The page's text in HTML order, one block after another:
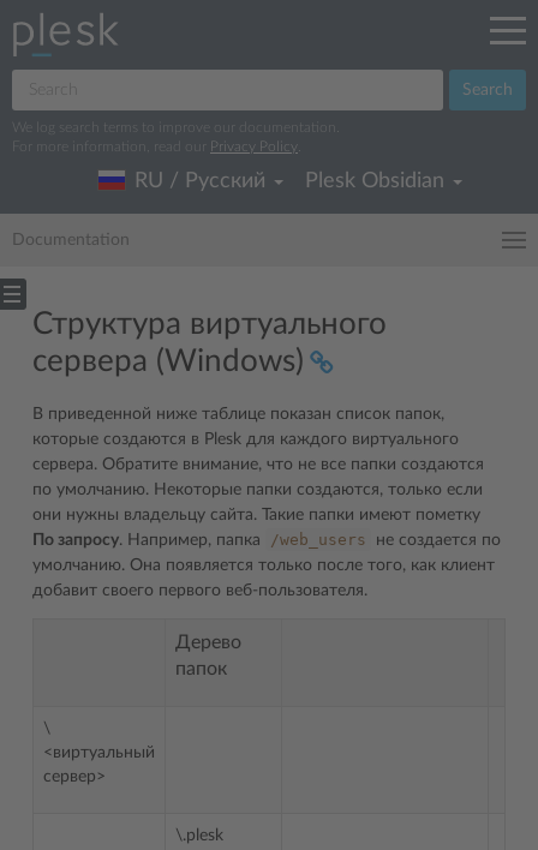
Search
We log search terms to improve our documentation.
For more information, read our
Privacy Policy
RU / Русский Plesk Obsidian
Documentation
Структура виртуального
сервера (Windows)
В приведенной ниже таблице показан список папок,
которые создаются в Plesk для каждого виртуального
сервера. Обратите внимание, что не все папки создаются
по умолчанию. Некоторые папки создаются, только если
они нужны владельцу сайта. Такие папки имеют пометку
По запросу. Например, папка /web_users
не создается по
умолчанию. Она появляется только после того, как клиент
добавит своего первого веб-пользователя.
Дерево
папок
\
<виртуальный
сервер>
\.plesk